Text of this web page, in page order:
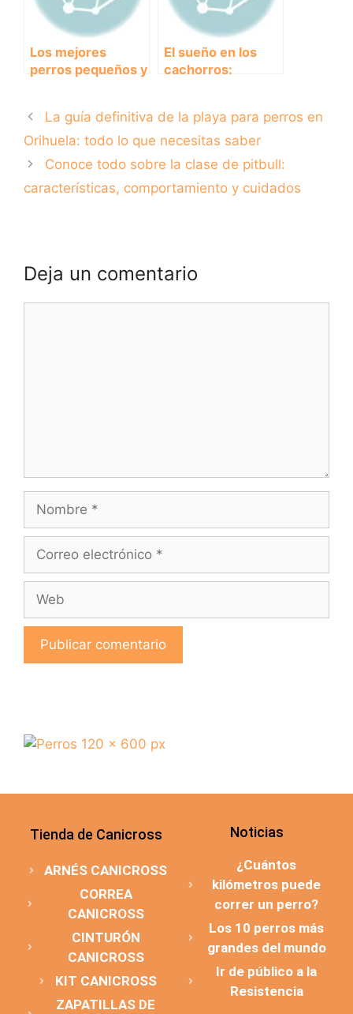
Los mejores
perros pequeños y
mascota
El sueño en los
cachorros:
La guía definitiva de la playa para perros en
Orihuela: todo lo que necesitas saber
Conoce todo sobre la clase de pitbull:
características, comportamiento y cuidados
Deja un comentario
Tienda de Canicross
ARNÉS CANICROSS
CORREA
CANICROSS
CINTURÓN
CANICROSS
KIT CANICROSS
ZAPATILLAS DE
Noticias
¿Cuántos
kilómetros puede
correr un perro?
Los 10 perros más
grandes del mundo
Ir de público a la
Resistencia